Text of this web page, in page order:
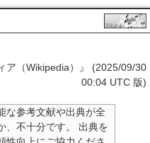
ア（Wikipedia）』 (2025/09/30
00:04 UTC 版)
な参考文献や出典が全
、不十分です。
出典を